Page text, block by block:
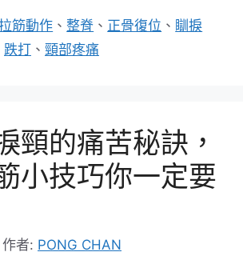
拉筋動作 、整脊 、 正骨復位 、 瞓捩
跌打 、 頸部疼痛
頸的痛苦秘訣，
小技巧你一定要
作者: PONG CHAN